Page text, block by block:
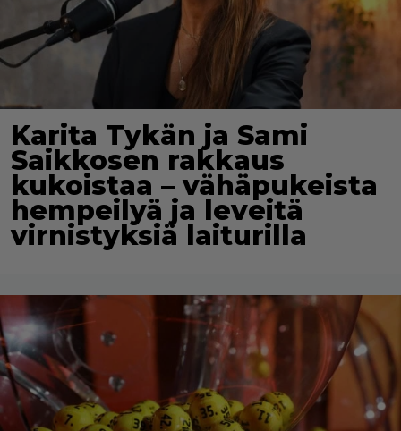
Karita Tykän ja Sami
Saikkosen rakkaus
kukoistaa – vähäpukeista
hempeilyä ja leveitä
virnistyksiä laiturilla